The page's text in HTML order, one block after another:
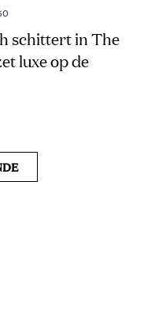
schittert in The
luxe op de